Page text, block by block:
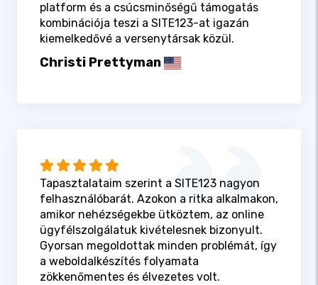
platform és a csúcsminőségű támogatás
kombinációja teszi a SITE123-at igazán
kiemelkedővé a versenytársak közül.
Christi Prettyman
Tapasztalataim szerint a SITE123 nagyon
felhasználóbarát. Azokon a ritka alkalmakon,
amikor nehézségekbe ütköztem, az online
ügyfélszolgálatuk kivételesnek bizonyult.
Gyorsan megoldottak minden problémát, így
a weboldalkészítés folyamata
zökkenőmentes és élvezetes volt.